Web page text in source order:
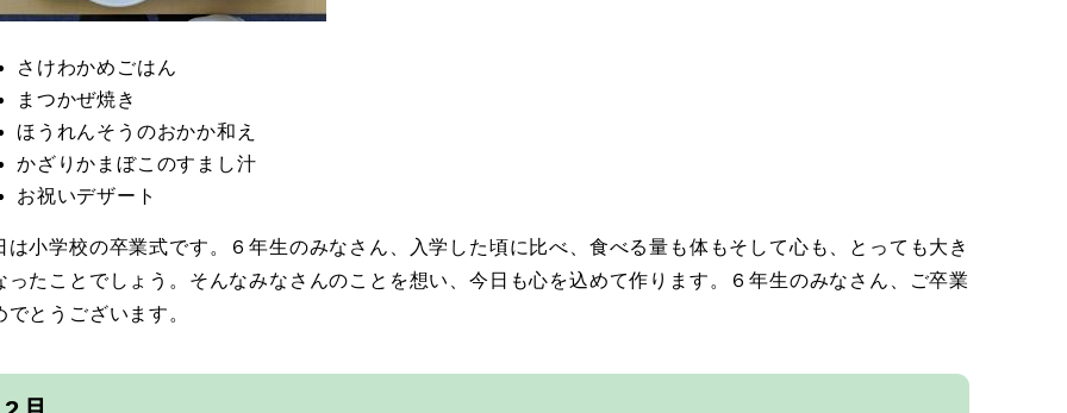
さけわかめごはん
まつかぜ焼き
ほうれんそうのおかか和え
かざりかまぼこのすまし汁
お祝いデザート
は小学校の卒業式です。６年生のみなさん、入学した頃に比べ、食べる量も体もそして心も、とっても大き
ったことでしょう。そんなみなさんのことを想い、今日も心を込めて作ります。６年生のみなさん、ご卒業
でとうございます。